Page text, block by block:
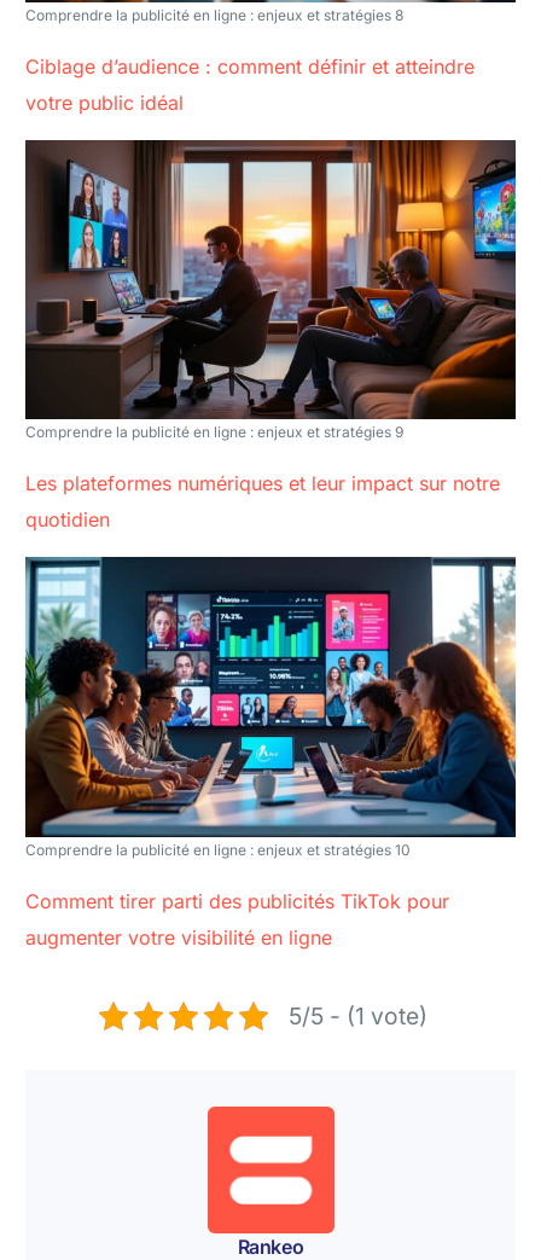
Comprendre la publicité en ligne : enjeux et stratégies 8
Ciblage d’audience : comment définir et atteindre
votre public idéal
Comprendre la publicité en ligne : enjeux et stratégies 9
Les plateformes numériques et leur impact sur notre
quotidien
Comprendre la publicité en ligne : enjeux et stratégies 10
Comment tirer parti des publicités TikTok pour
augmenter votre visibilité en ligne
5/5 - (1 vote)
Rankeo